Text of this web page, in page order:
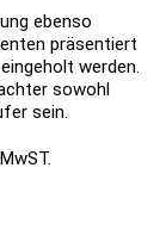
ebenso
präsentiert
werden.
sowohl
sein.